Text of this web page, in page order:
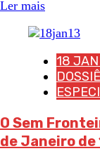
Ler mais
18
O Sem
de Janeiro de